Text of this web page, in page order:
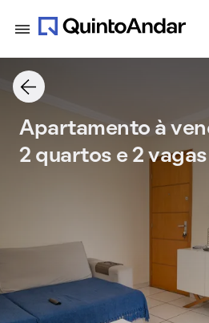
Apartamento à
2 quartos e 2 vagas